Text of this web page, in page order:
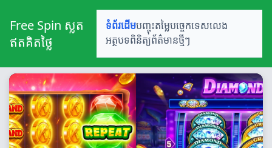
Free Spin ស្លត
ឥតគិតថ្លៃ
ទំព័រដើមបញ្ចុះតម្លៃបច្ចេកទេសលេង
អត្ថបទពិនិត្យព័ត៌មានថ្មីៗ